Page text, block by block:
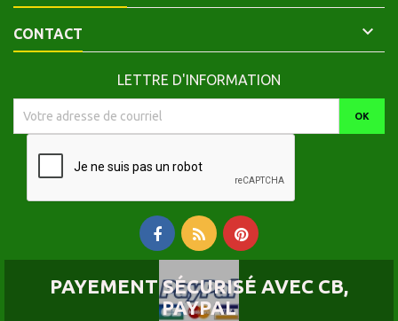
CONTACT 
LETTRE D'INFORMATION
PAYEMENT SÉCURISÉ AVEC CB,
PAYPAL